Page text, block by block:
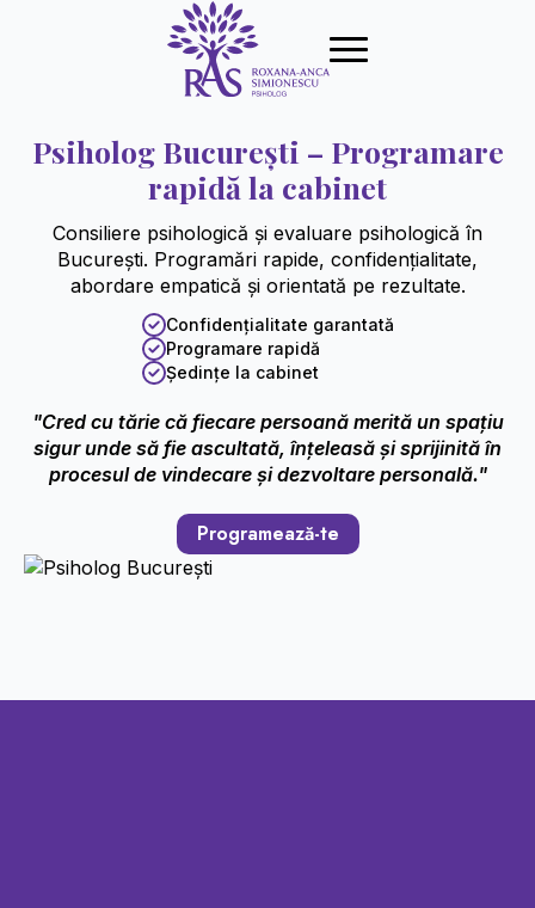
Psiholog București – Programare
rapidă la cabinet
Consiliere psihologică și evaluare psihologică în
București. Programări rapide, confidențialitate,
abordare empatică și orientată pe rezultate.
Confidențialitate garantată
Programare rapidă
Ședințe la cabinet
"Cred cu tărie că fiecare persoană merită un spațiu
sigur unde să fie ascultată, înțeleasă și sprijinită în
procesul de vindecare și dezvoltare personală."
Programează-te